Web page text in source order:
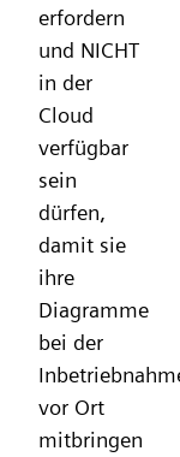
erfordern
und NICHT
in der
Cloud
verfügbar
sein
dürfen,
damit sie
ihre
Diagramme
bei der
vor Ort
mitbringen